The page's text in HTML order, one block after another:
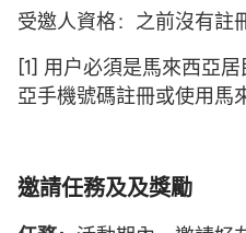
受邀人資格：之前沒有註
[1] 用户必須是馬來西亞
亞手機號碼註冊或使用馬
邀請任務及及獎勵